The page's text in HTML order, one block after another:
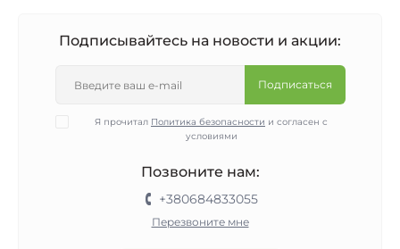
Подписывайтесь на новости и акции:
Подписаться
Я прочитал Политика безопасности и согласен с
условиями
Позвоните нам:
+380684833055
Перезвоните мне